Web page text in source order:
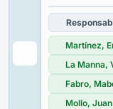
Martínez,
La Manna,
Fabro,
Mollo,